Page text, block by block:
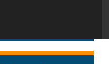
mișcare a […]